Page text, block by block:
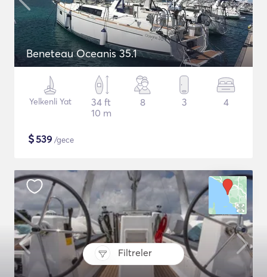
Filtreler
Beneteau Oceanis 35.1
Yelkenli Yat
34 ft
10 m
8 3 4
$539 /gece